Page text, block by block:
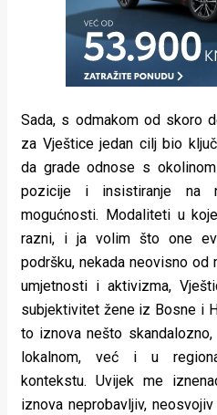
Sada, s odmakom od skoro
za Vještice jedan cilj bio
da grade odnose s
pozicije i insistiranje na
mogućnosti. Modaliteti u
razni, i ja volim što one
podršku, nekada neovisno od
umjetnosti i aktivizma,
subjektivitet žene iz Bosne i
to iznova nešto
lokalnom, već i u
kontekstu. Uvijek me
iznova neprobavljiv,